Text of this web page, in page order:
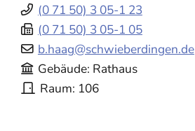
(0 71 50) 3 05-1 23
(0 71 50) 3 05-1 05
b.haag@schwieberdingen.de
Gebäude Rathaus
Raum 106